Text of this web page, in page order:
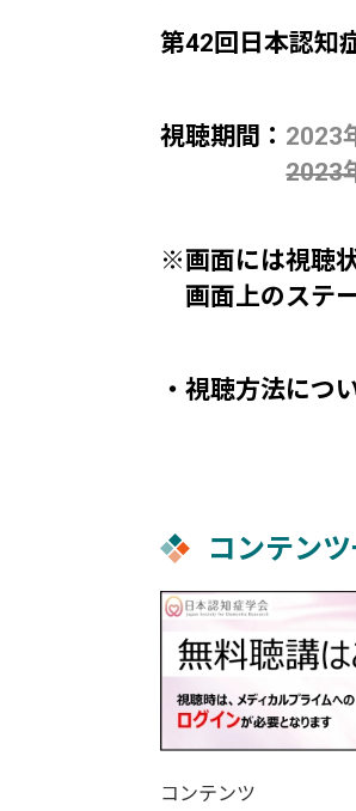
第42回日本認知
視聴期間： 2023
2023
※画面には視聴
画面上のステ
・視聴方法につ
コンテン
コンテンツ